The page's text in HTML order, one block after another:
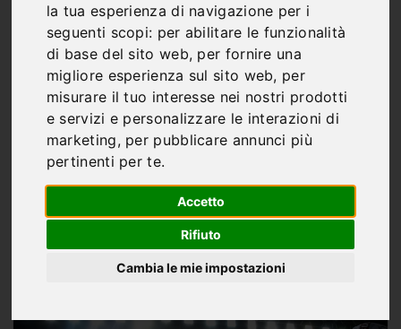
la tua esperienza di navigazione per i
seguenti scopi: per abilitare le funzionalità
di base del sito web, per fornire una
migliore esperienza sul sito web, per
misurare il tuo interesse nei nostri prodotti
e servizi e personalizzare le interazioni di
marketing, per pubblicare annunci più
pertinenti per te.
Accetto
Rifiuto
Cambia le mie impostazioni
Notizie Sportive
Perugia, regina d’Italia,
d’Europa e del mondo
della pallavolo maschile
Di Marco Franco
MAG 18, 2026